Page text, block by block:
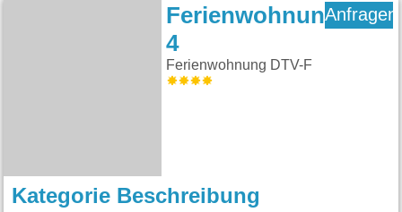
Ferienwohnung
4
Ferienwohnung DTV-F
Anfragen
Kategorie Beschreibung